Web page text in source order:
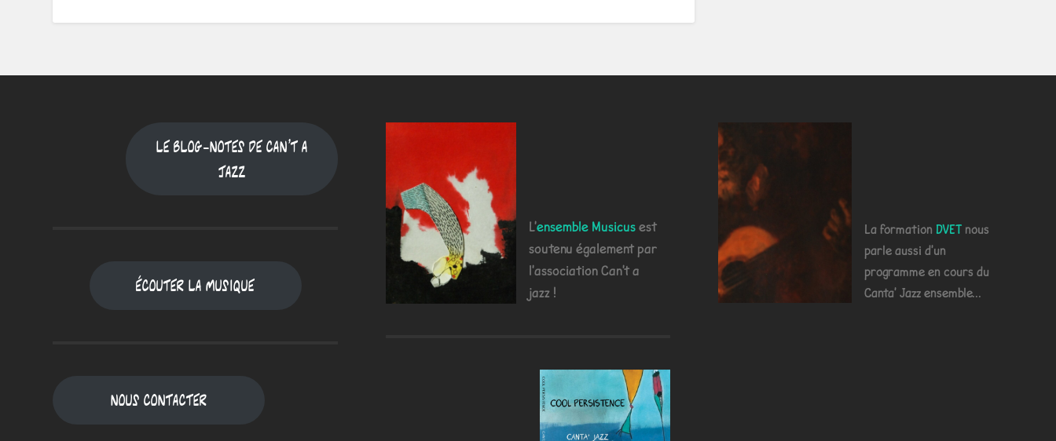
Le blog-notes de Can't a
jazz
Écouter la musique
Nous contacter
L'ensemble Musicusest
soutenu également par
l'association Can't a
jazz !
La formation DVETnous
parle aussi d'un
programme en cours du
Canta' Jazz ensemble...